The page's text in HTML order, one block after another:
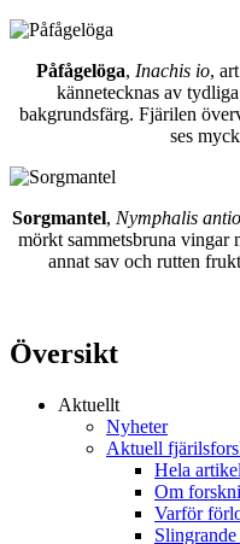
Påfågelöga, Inachis io,
kännetecknas av
bakgrundsfärg. Fjärilen
ses
Sorgmantel, Nymphalis
mörkt sammetsbruna vingar
annat sav och rutten
Översikt
Aktuellt
Nyheter
Aktuell
Hela
Om
Varför